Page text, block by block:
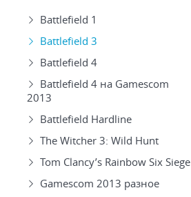
Battlefield 1
Battlefield 3
Battlefield 4
Battlefield 4 на Gamescom
2013
Battlefield Hardline
The Witcher 3: Wild Hunt
Tom Clancy’s Rainbow Six Siege
Gamescom 2013 разное